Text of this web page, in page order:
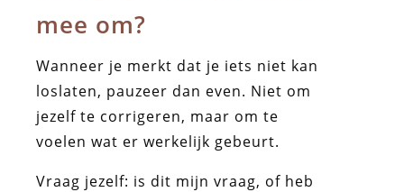
mee om?
Wanneer je merkt dat je iets niet kan
loslaten, pauzeer dan even. Niet om
jezelf te corrigeren, maar om te
voelen wat er werkelijk gebeurt.
Vraag jezelf: is dit mijn vraag, of heb